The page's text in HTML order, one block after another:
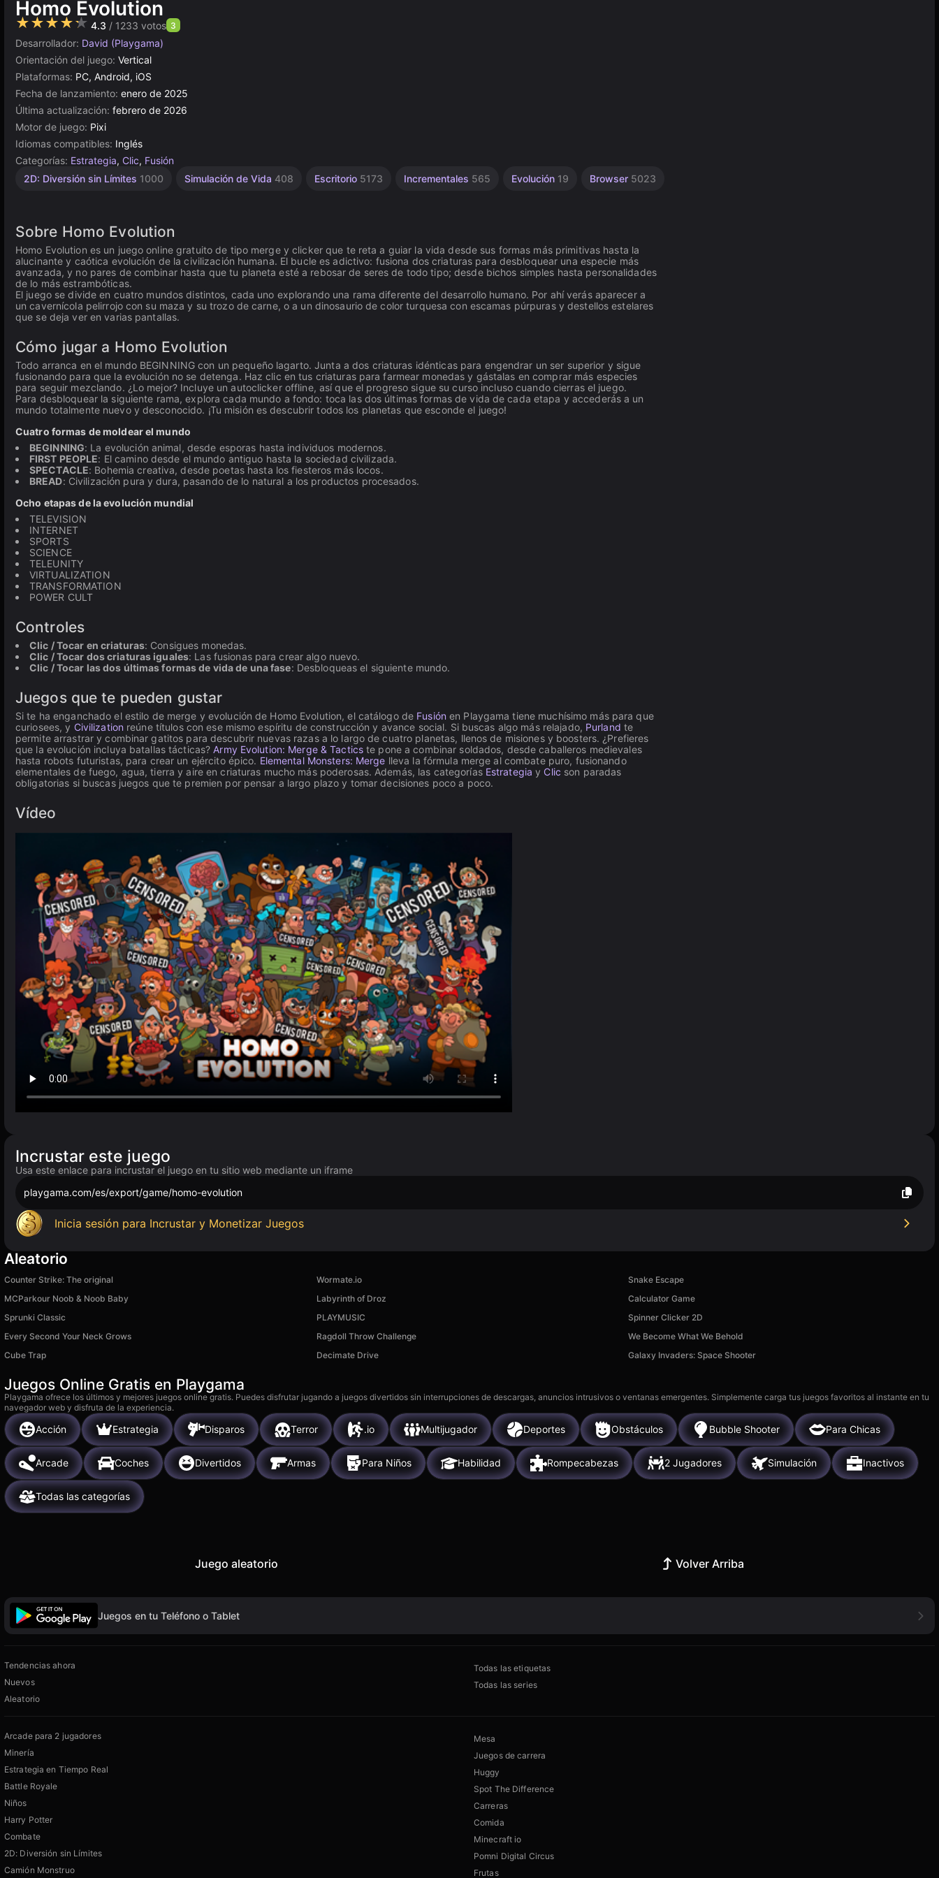
Homo Evolution
★★★★★ 4.3 / 1233 votos 3
Desarrollador: David (Playgama)
Orientación del juego: Vertical
Plataformas: PC, Android, iOS
Fecha de lanzamiento: enero de 2025
Última actualización: febrero de 2026
Motor de juego: Pixi
Idiomas compatibles: Inglés
Categorías: Estrategia, Clic, Fusión
2D: Diversión sin Límites 1000 Simulación de Vida 408 Escritorio 5173 Incrementales 565 Evolución 19 Browser 5023
Sobre Homo Evolution
Homo Evolution es un juego online gratuito de tipo merge y clicker que te reta a guiar la vida desde sus formas más primitivas hasta la
alucinante y caótica evolución de la civilización humana. El bucle es adictivo: fusiona dos criaturas para desbloquear una especie más
avanzada, y no pares de combinar hasta que tu planeta esté a rebosar de seres de todo tipo; desde bichos simples hasta personalidades
de lo más estrambóticas.
El juego se divide en cuatro mundos distintos, cada uno explorando una rama diferente del desarrollo humano. Por ahí verás aparecer a
un cavernícola pelirrojo con su maza y su trozo de carne, o a un dinosaurio de color turquesa con escamas púrpuras y destellos estelares
que se deja ver en varias pantallas.
Cómo jugar a Homo Evolution
Todo arranca en el mundo BEGINNING con un pequeño lagarto. Junta a dos criaturas idénticas para engendrar un ser superior y sigue
fusionando para que la evolución no se detenga. Haz clic en tus criaturas para farmear monedas y gástalas en comprar más especies
para seguir mezclando. ¿Lo mejor? Incluye un autoclicker offline, así que el progreso sigue su curso incluso cuando cierras el juego.
Para desbloquear la siguiente rama, explora cada mundo a fondo: toca las dos últimas formas de vida de cada etapa y accederás a un
mundo totalmente nuevo y desconocido. ¡Tu misión es descubrir todos los planetas que esconde el juego!
Cuatro formas de moldear el mundo
BEGINNING: La evolución animal, desde esporas hasta individuos modernos.
FIRST PEOPLE: El camino desde el mundo antiguo hasta la sociedad civilizada.
SPECTACLE: Bohemia creativa, desde poetas hasta los fiesteros más locos.
BREAD: Civilización pura y dura, pasando de lo natural a los productos procesados.
Ocho etapas de la evolución mundial
TELEVISION
INTERNET
SPORTS
SCIENCE
TELEUNITY
VIRTUALIZATION
TRANSFORMATION
POWER CULT
Controles
Clic / Tocar en criaturas: Consigues monedas.
Clic / Tocar dos criaturas iguales: Las fusionas para crear algo nuevo.
Clic / Tocar las dos últimas formas de vida de una fase: Desbloqueas el siguiente mundo.
Juegos que te pueden gustar
Si te ha enganchado el estilo de merge y evolución de Homo Evolution, el catálogo de Fusión en Playgama tiene muchísimo más para que
curiosees, y Civilization reúne títulos con ese mismo espíritu de construcción y avance social. Si buscas algo más relajado, Purland te
permite arrastrar y combinar gatitos para descubrir nuevas razas a lo largo de cuatro planetas, llenos de misiones y boosters. ¿Prefieres
que la evolución incluya batallas tácticas?Army Evolution: Merge & Tactics te pone a combinar soldados, desde caballeros medievales
hasta robots futuristas, para crear un ejército épico. Elemental Monsters: Merge lleva la fórmula merge al combate puro, fusionando
elementales de fuego, agua, tierra y aire en criaturas mucho más poderosas. Además, las categorías Estrategia y Clic son paradas
obligatorias si buscas juegos que te premien por pensar a largo plazo y tomar decisiones poco a poco.
Vídeo
Incrustar este juego
Usa este enlace para incrustar el juego en tu sitio web mediante un iframe
playgama.com/es/export/game/homo-evolution
Inicia sesión para Incrustar y Monetizar Juegos
Aleatorio
Counter Strike: The original Wormate.io
Snake Escape
MCParkour Noob & Noob Baby
Labyrinth of Droz
Calculator Game
Sprunki Classic
PLAYMUSIC
Spinner Clicker 2D
Every Second Your Neck Grows
Ragdoll Throw Challenge
We Become What We Behold
Cube Trap
Decimate Drive Galaxy Invaders: Space Shooter
Juegos Online Gratis en Playgama
Playgama ofrece los últimos y mejores juegos online gratis. Puedes disfrutar jugando a juegos divertidos sin interrupciones de descargas, anuncios intrusivos o ventanas emergentes. Simplemente carga tus juegos favoritos al instante en tu
navegador web y disfruta de la experiencia.
Acción Estrategia Disparos Terror .io Multijugador Deportes Obstáculos Bubble Shooter Para Chicas
Arcade Coches Divertidos Armas Para Niños Habilidad Rompecabezas 2 Jugadores Simulación Inactivos
Todas las categorías
Juego aleatorio Volver Arriba
Juegos en tu Teléfono o Tablet
Tendencias ahora
Nuevos
Aleatorio
Todas las etiquetas
Todas las series
Arcade para 2 jugadores
Minería
Estrategia en Tiempo Real
Battle Royale
Niños
Harry Potter
Combate
2D: Diversión sin Límites
Camión Monstruo
Mesa
Juegos de carrera
Huggy
Spot The Difference
Carreras
Comida
Minecraft io
Pomni Digital Circus
Frutas